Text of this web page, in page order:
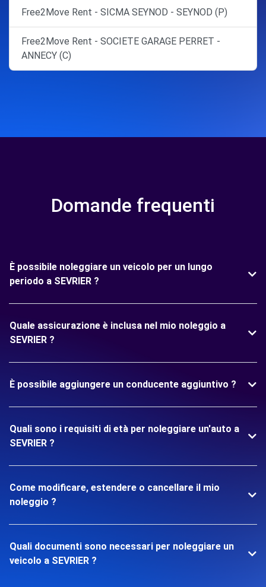
Free2Move Rent - SICMA SEYNOD - SEYNOD (P)
Free2Move Rent - SOCIETE GARAGE PERRET -
ANNECY (C)
Domande frequenti
È possibile noleggiare un veicolo per un lungo
periodo a SEVRIER ?
Quale assicurazione è inclusa nel mio noleggio a
SEVRIER ?
È possibile aggiungere un conducente aggiuntivo ?
Quali sono i requisiti di età per noleggiare un'auto a
SEVRIER ?
Come modificare, estendere o cancellare il mio
noleggio ?
Quali documenti sono necessari per noleggiare un
veicolo a SEVRIER ?